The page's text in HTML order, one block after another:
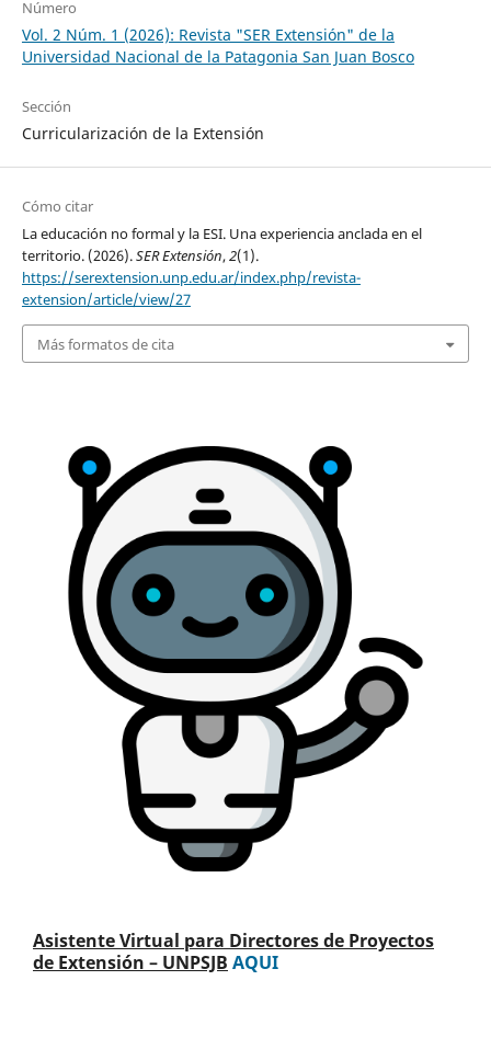
Número
Vol. 2 Núm. 1 (2026): Revista "SER Extensión" de la
Universidad Nacional de la Patagonia San Juan Bosco
Sección
Curricularización de la Extensión
Cómo citar
La educación no formal y la ESI. Una experiencia anclada en el
territorio. (2026).SER Extensión,2(1).
https://serextension.unp.edu.ar/index.php/revista-
extension/article/view/27
Más formatos de cita
Asistente Virtual para Directores de Proyectos
de Extensión – UNPSJB AQUI